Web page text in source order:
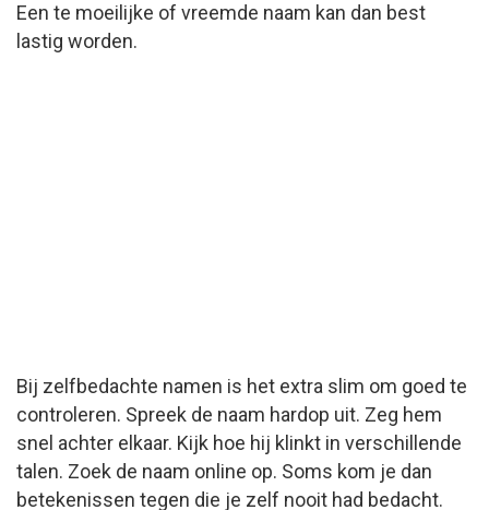
Een te moeilijke of vreemde naam kan dan best
lastig worden.
Bij zelfbedachte namen is het extra slim om goed te
controleren. Spreek de naam hardop uit. Zeg hem
snel achter elkaar. Kijk hoe hij klinkt in verschillende
talen. Zoek de naam online op. Soms kom je dan
betekenissen tegen die je zelf nooit had bedacht.